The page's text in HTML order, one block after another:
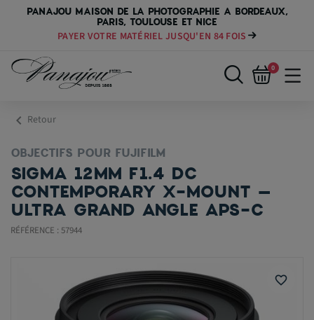
PANAJOU MAISON DE LA PHOTOGRAPHIE A BORDEAUX,
PARIS, TOULOUSE ET NICE
PAYER VOTRE MATÉRIEL JUSQU'EN 84 FOIS
0
chevron_left Retour
OBJECTIFS POUR FUJIFILM
SIGMA 12MM F1.4 DC
CONTEMPORARY X-MOUNT –
ULTRA GRAND ANGLE APS-C
RÉFÉRENCE : 57944
favorite_border